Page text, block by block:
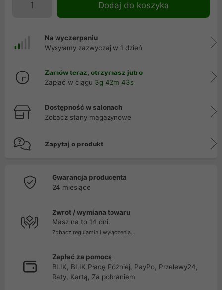
Dodaj do koszyka
Na wyczerpaniu
Wysyłamy zazwyczaj w 1 dzień
Zamów teraz, otrzymasz jutro
Zapłać w ciągu 3g 42m 43s
Dostępność w salonach
Zobacz stany magazynowe
Zapytaj o produkt
Gwarancja producenta
24 miesiące
Zwrot / wymiana towaru
Masz na to 14 dni.
Zobacz regulamin i wyłączenia...
Zapłać za pomocą
BLIK, BLIK Płacę Później, PayPo, Przelewy24,
Raty, Kartą, Za pobraniem